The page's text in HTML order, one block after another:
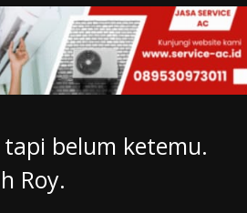
belum ketemu.
Roy.